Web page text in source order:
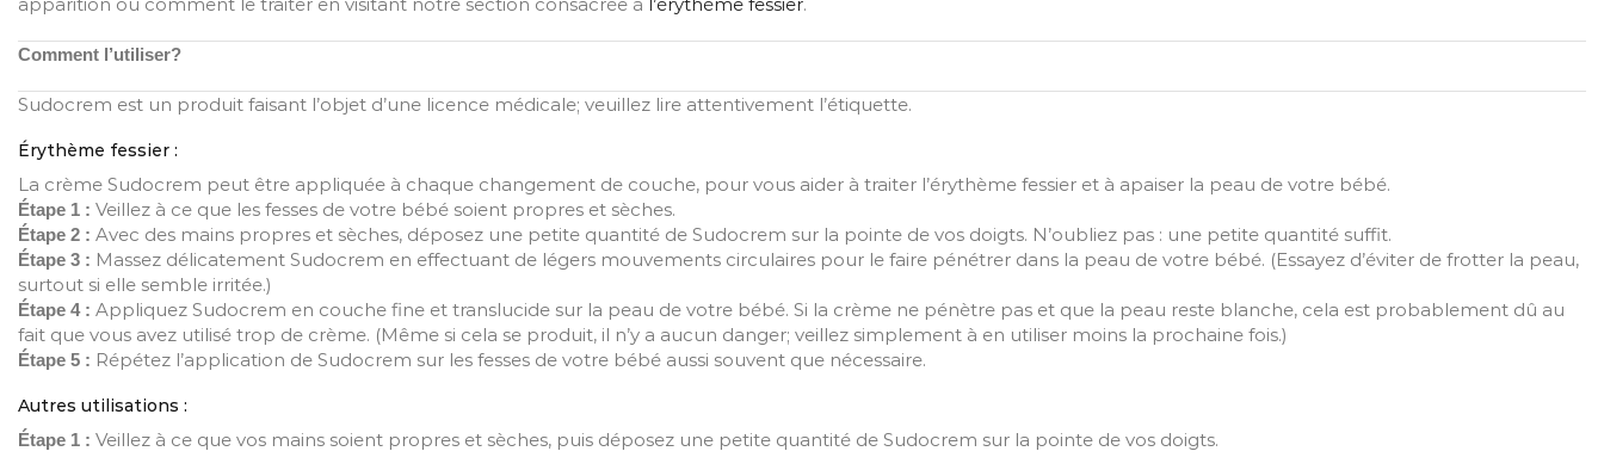
apparition ou comment le traiter en visitant notre section consacrée à l’érythème fessier.
Comment l’utiliser?
Sudocrem est un produit faisant l’objet d’une licence médicale; veuillez lire attentivement l’étiquette.
Érythème fessier :
La crème Sudocrem peut être appliquée à chaque changement de couche, pour vous aider à traiter l’érythème fessier et à apaiser la peau de votre bébé.
Étape 1 : Veillez à ce que les fesses de votre bébé soient propres et sèches.
Étape 2 : Avec des mains propres et sèches, déposez une petite quantité de Sudocrem sur la pointe de vos doigts. N’oubliez pas : une petite quantité suffit.
Étape 3 : Massez délicatement Sudocrem en effectuant de légers mouvements circulaires pour le faire pénétrer dans la peau de votre bébé. (Essayez d’éviter de frotter la peau,
surtout si elle semble irritée.)
Étape 4 : Appliquez Sudocrem en couche fine et translucide sur la peau de votre bébé. Si la crème ne pénètre pas et que la peau reste blanche, cela est probablement dû au
fait que vous avez utilisé trop de crème. (Même si cela se produit, il n’y a aucun danger; veillez simplement à en utiliser moins la prochaine fois.)
Étape 5 : Répétez l’application de Sudocrem sur les fesses de votre bébé aussi souvent que nécessaire.
Autres utilisations :
Étape 1 : Veillez à ce que vos mains soient propres et sèches, puis déposez une petite quantité de Sudocrem sur la pointe de vos doigts.